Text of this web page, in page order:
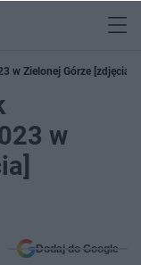
w Zielonej Górze [zdjęcia]
w
Dodaj do Google